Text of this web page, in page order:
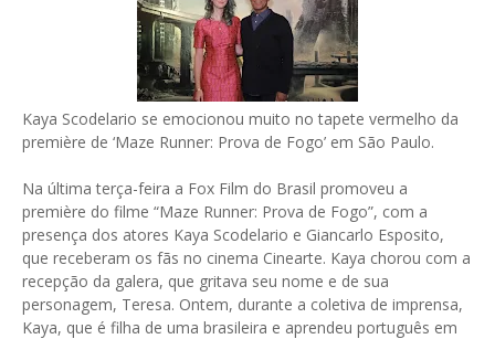
Kaya Scodelario se emocionou muito no tapete vermelho da
première de ‘Maze Runner: Prova de Fogo’ em São Paulo.
Na última terça-feira a Fox Film do Brasil promoveu a
première do filme “Maze Runner: Prova de Fogo”, com a
presença dos atores Kaya Scodelario e Giancarlo Esposito,
que receberam os fãs no cinema Cinearte. Kaya chorou com a
recepção da galera, que gritava seu nome e de sua
personagem, Teresa. Ontem, durante a coletiva de imprensa,
Kaya, que é filha de uma brasileira e aprendeu português em